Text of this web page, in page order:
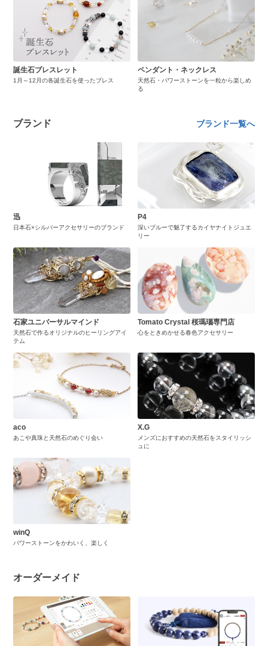
誕生石ブレスレット
1月～12月の各誕生石を使ったブレス
ペンダント・ネックレス
天然石・パワーストーンを一粒から楽しめ
る
ブランド ブランド一覧へ
迅
日本石×シルバーアクセサリーのブランド
P4
深いブルーで魅了するカイヤナイトジュエ
リー
石家ユニバーサルマインド
天然石で作るオリジナルのヒーリングアイ
テム
Tomato Crystal 桜瑪瑙専門店
心をときめかせる春色アクセサリー
aco
あこや真珠と天然石のめぐり会い
X.G
メンズにおすすめの天然石をスタイリッシ
ュに
winQ
パワーストーンをかわいく、楽しく
オーダーメイド